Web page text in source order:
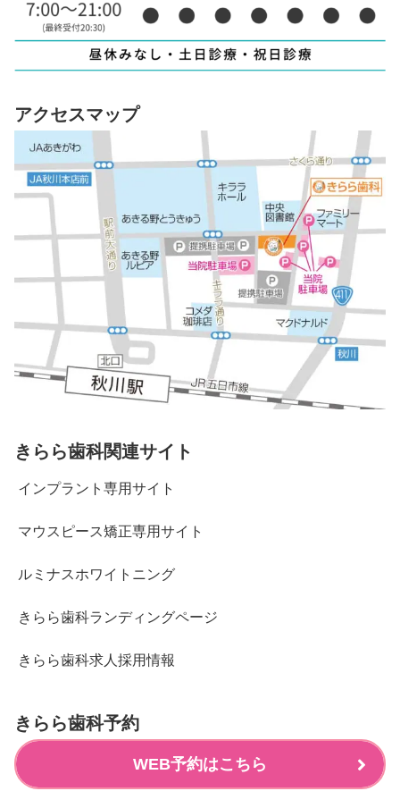
アクセスマップ
きらら歯科関連サイト
インプラント専用サイト
マウスピース矯正専用サイト
ルミナスホワイトニング
きらら歯科ランディングページ
きらら歯科求人採用情報
きらら歯科予約
WEB予約はこちら